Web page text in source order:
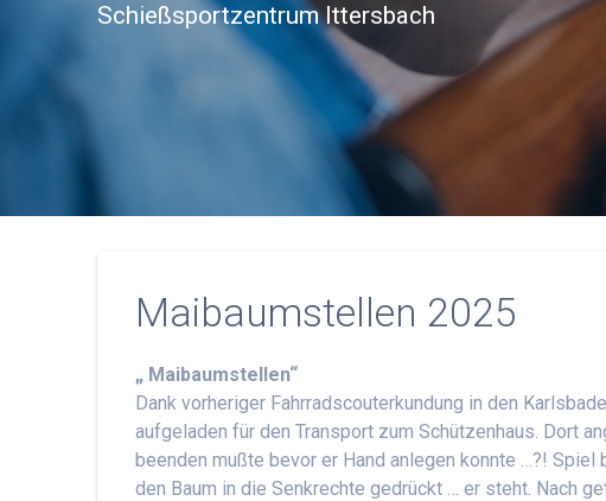
Schießsportzentrum Ittersbach
Maibaumstellen 2025
„ Maibaumstellen“
Dank vorheriger Fahrradscouterkundung in den
aufgeladen für den Transport zum Schützenhaus. Dort
beenden mußte bevor er Hand anlegen konnte …?!
den Baum in die Senkrechte gedrückt … er steht. Nach